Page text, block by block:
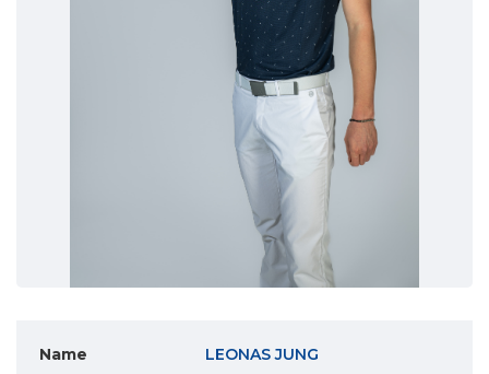
Name LEONAS JUNG